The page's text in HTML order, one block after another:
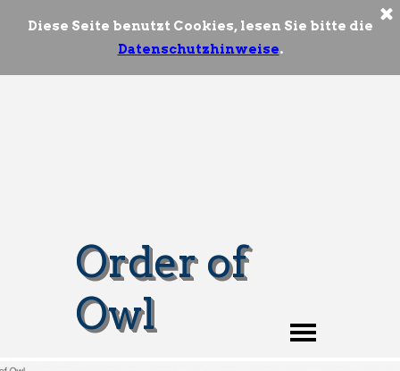
Diese Seite benutzt Cookies, lesen Sie bitte die
Datenschutzhinweise.
Order of
Owl